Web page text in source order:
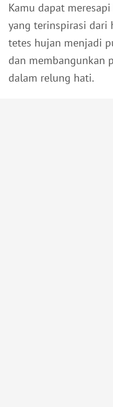
Kamu dapat
yang terinspirasi dari
tetes hujan menjadi
dan membangunkan
dalam relung hati.